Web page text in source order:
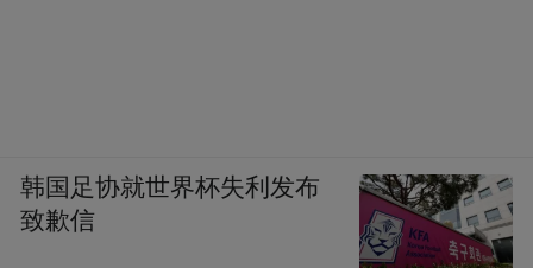
韩国足协就世界杯失利发布
致歉信